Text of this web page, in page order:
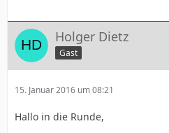
Holger Dietz
Gast
15. Januar 2016 um 08:21
Hallo in die Runde,